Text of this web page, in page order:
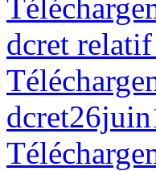
dcret relatif